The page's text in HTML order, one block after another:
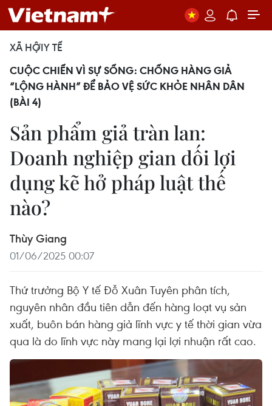
XÃ HỘIY TẾ
CUỘC CHIẾN VÌ SỰ SỐNG: CHỐNG HÀNG GIẢ
“LỘNG HÀNH” ĐỂ BẢO VỆ SỨC KHỎE NHÂN DÂN
(BÀI 4)
Sản phẩm giả tràn lan:
Doanh nghiệp gian dối lợi
dụng kẽ hở pháp luật thế
nào?
Thùy Giang
01/06/2025 00:07
Thứ trưởng Bộ Y tế Đỗ Xuân Tuyên phân tích,
nguyên nhân đầu tiên dẫn đến hàng loạt vụ sản
xuất, buôn bán hàng giả lĩnh vực y tế thời gian vừa
qua là do lĩnh vực này mang lại lợi nhuận rất cao.